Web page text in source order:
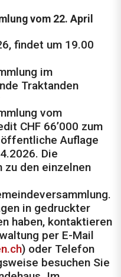
vom 22. April
findet um 19.00
im
Traktanden
vom
CHF 66’000 zum
Auflage
Die
den einzelnen
in gedruckter
haben, kontaktieren
per E-Mail
) oder Telefon
besuchen Sie